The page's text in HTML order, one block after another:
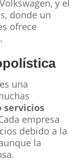
y el
donde un
ofrece
una
servicios
empresa
debido a la
la